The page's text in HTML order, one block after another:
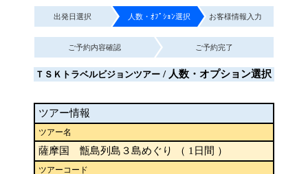
出発日選択 人数・ｵﾌﾟｼｮﾝ選択 お客様情報入力
ご予約内容確認 ご予約完了
ＴＳＫトラベルビジョンツアー / 人数・オプション選択
ツアー情報
ツアー名
薩摩国 甑島列島３島めぐり （ 1日間 ）
ツアーコード